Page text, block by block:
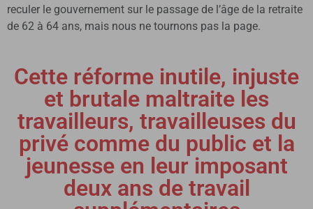
reculer le gouvernement sur le passage de l’âge de la retraite
de 62 à 64 ans, mais nous ne tournons pas la page.
Cette réforme inutile, injuste
et brutale maltraite les
travailleurs, travailleuses du
privé comme du public et la
jeunesse en leur imposant
deux ans de travail